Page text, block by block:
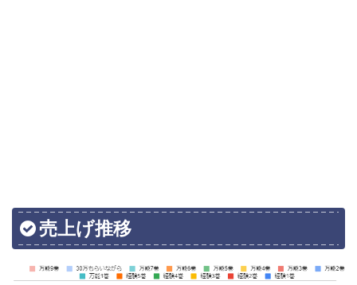
売上げ推移